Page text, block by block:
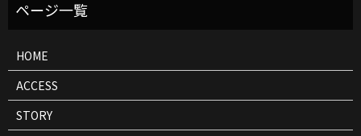
ト
HOME
ACCESS
STORY